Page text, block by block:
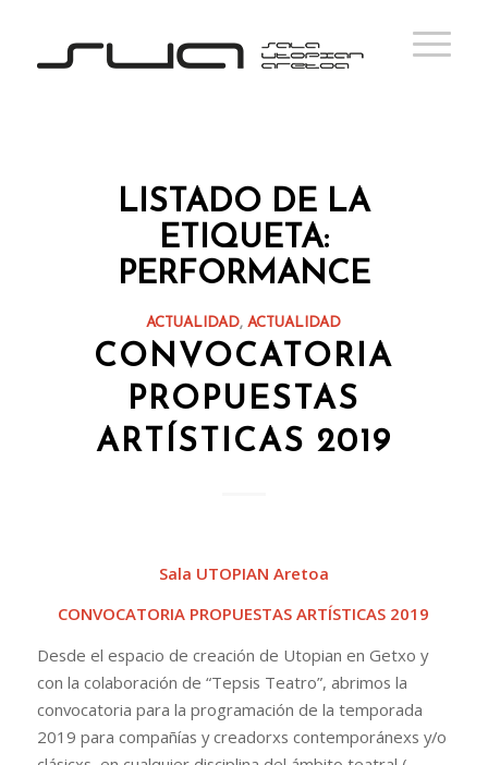
LISTADO DE LA
ETIQUETA:
PERFORMANCE
ACTUALIDAD,ACTUALIDAD
CONVOCATORIA
PROPUESTAS
ARTÍSTICAS 2019
Sala UTOPIAN Aretoa
CONVOCATORIA PROPUESTAS ARTÍSTICAS 2019
Desde el espacio de creación de Utopian en Getxo y
con la colaboración de “Tepsis Teatro”, abrimos la
convocatoria para la programación de la temporada
2019 para compañías y creadorxs contemporánexs y/o